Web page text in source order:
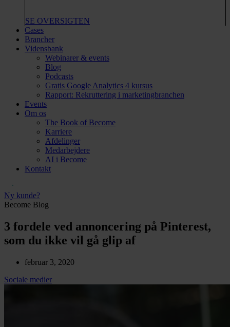
SE OVERSIGTEN
Cases
Brancher
Vidensbank
Webinarer & events
Blog
Podcasts
Gratis Google Analytics 4 kursus
Rapport: Rekruttering i marketingbranchen
Events
Om os
The Book of Become
Karriere
Afdelinger
Medarbejdere
AI i Become
Kontakt
Ny kunde?
Become Blog
3 fordele ved annoncering på Pinterest,
som du ikke vil gå glip af
februar 3, 2020
Sociale medier